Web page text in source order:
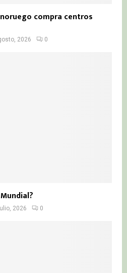
compra centros
2026 0
2026 0